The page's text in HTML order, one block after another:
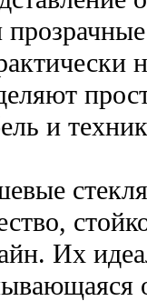
и
Их